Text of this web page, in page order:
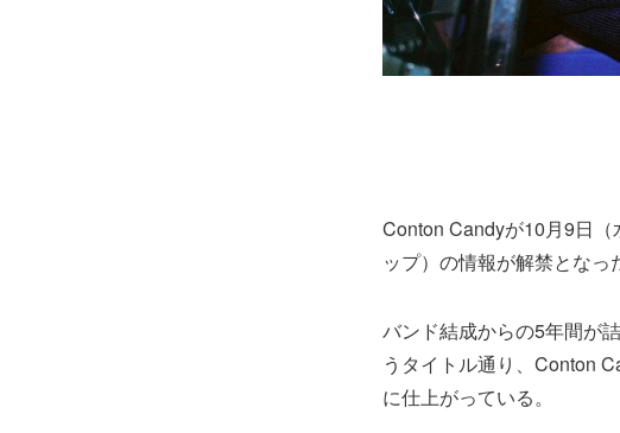
Conton Candyが10月9日
ップ）の情報が解禁となっ
バンド結成からの5年間が
うタイトル通り、Conton
に仕上がっている。